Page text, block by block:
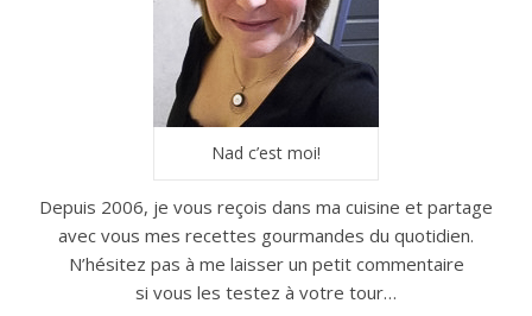
Nad c’est moi!
Depuis 2006, je vous reçois dans ma cuisine et partage
avec vous mes recettes gourmandes du quotidien.
N’hésitez pas à me laisser un petit commentaire
si vous les testez à votre tour…